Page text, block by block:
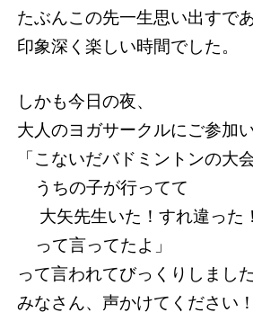
たぶんこの先一生思い出すで
印象深く楽しい時間でした。
しかも今日の夜、
大人のヨガサークルにご参加
「こないだバドミントンの大
うちの子が行ってて
大矢先生いた！すれ違った
って言ってたよ」
って言われてびっくりしました
みなさん、声かけてください